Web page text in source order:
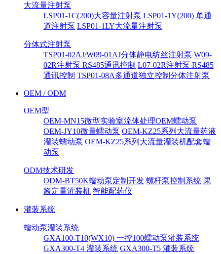
大流量注射泵
LSP01-1C(200)大容量注射泵 LSP01-1Y(200) 单通
道注射泵 LSP01-1LY大流量注射泵
分体式注射泵
TSP01-02AJ/W09-01AJ分体静电纺丝注射泵 W09-
02R注射泵 RS485通讯控制 L07-02R注射泵 RS485
通讯控制 TSP01-08A多通道独立控制分体注射泵
OEM / ODM
OEM型
OEM-MN15微型实验室流体处理OEM蠕动泵
OEM-JY10微量蠕动泵 OEM-KZ25系列大流量药液
灌装蠕动泵 OEM-KZ25系列大流量灌装机配套蠕
动泵
ODM技术研发
ODM-BT50K蠕动泵定制开发 螺杆泵控制系统 果
酱定量灌装机 智能配药仪
灌装系统
蠕动泵灌装系统
GXA100-T10(WX10) 一控100蠕动泵灌装系统
GXA300-T4 灌装系统 GXA300-T5 灌装系统